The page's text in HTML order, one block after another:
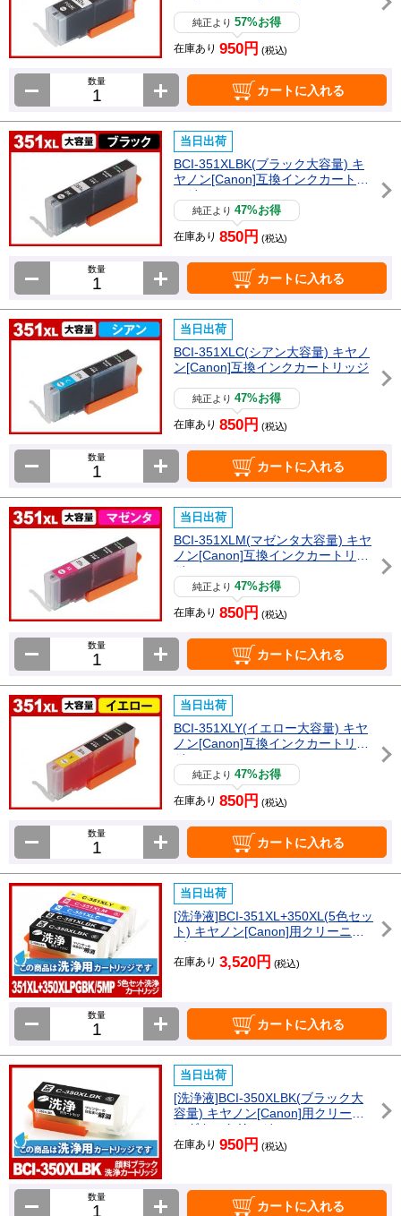
純正より57%お得
在庫あり 950円 (税込)
数量
カートに入れる
当日出荷
BCI-351XLBK(ブラック大容量) キ
ヤノン[Canon]互換インクカートリ
ッジ
純正より47%お得
在庫あり 850円 (税込)
数量
カートに入れる
当日出荷
BCI-351XLC(シアン大容量) キヤノ
ン[Canon]互換インクカートリッジ
純正より47%お得
在庫あり 850円 (税込)
数量
カートに入れる
当日出荷
BCI-351XLM(マゼンタ大容量) キヤ
ノン[Canon]互換インクカートリッ
ジ
純正より47%お得
在庫あり 850円 (税込)
数量
カートに入れる
当日出荷
BCI-351XLY(イエロー大容量) キヤ
ノン[Canon]互換インクカートリッ
ジ
純正より47%お得
在庫あり 850円 (税込)
数量
カートに入れる
当日出荷
[洗浄液]BCI-351XL+350XL(5色セッ
ト) キヤノン[Canon]用クリーニン
グカートリッジ
在庫あり 3,520円 (税込)
数量
カートに入れる
当日出荷
[洗浄液]BCI-350XLBK(ブラック大
容量) キヤノン[Canon]用クリーニ
ングカートリッジ
在庫あり 950円 (税込)
数量
カートに入れる